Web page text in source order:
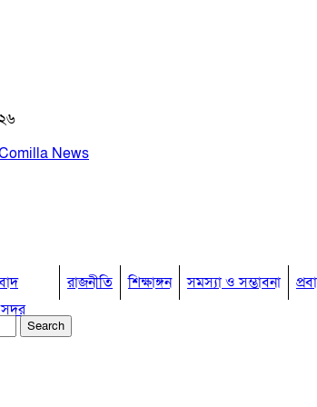
News
সদর
সদর দক্ষিণ
রাজনীতি শিক্ষাঙ্গন সমস্যা ও সম্ভাবনা